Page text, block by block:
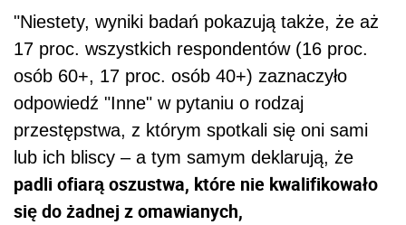
"Niestety, wyniki badań pokazują także, że aż
17 proc. wszystkich respondentów (16 proc.
osób 60+, 17 proc. osób 40+) zaznaczyło
odpowiedź "Inne" w pytaniu o rodzaj
przestępstwa, z którym spotkali się oni sami
lub ich bliscy – a tym samym deklarują, że
padli ofiarą oszustwa, które nie kwalifikowało
się do żadnej z omawianych,